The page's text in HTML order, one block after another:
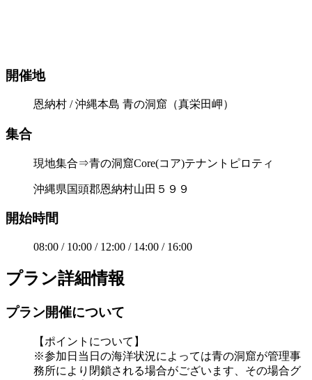
開催地
恩納村 / 沖縄本島 青の洞窟（真栄田岬）
集合
現地集合⇒青の洞窟Core(コア)テナントピロティ
沖縄県国頭郡恩納村山田５９９
開始時間
08:00 / 10:00 / 12:00 / 14:00 / 16:00
プラン詳細情報
プラン開催について
【ポイントについて】
※参加日当日の海洋状況によっては青の洞窟が管理事
務所により閉鎖される場合がございます、その場合グ